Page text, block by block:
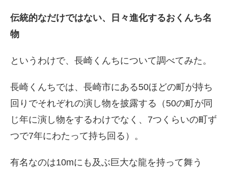
伝統的なだけではない、日々進化するおくんち名
物
というわけで、長崎くんちについて調べてみた。
長崎くんちでは、長崎市にある50ほどの町が持ち
回りでそれぞれの演し物を披露する（50の町が同
じ年に演し物をするわけでなく、7つくらいの町ず
つで7年にわたって持ち回る）。
有名なのは10mにも及ぶ巨大な龍を持って舞う